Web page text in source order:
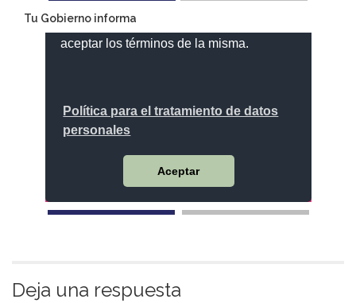
Tu Gobierno informa
Deja una respuesta